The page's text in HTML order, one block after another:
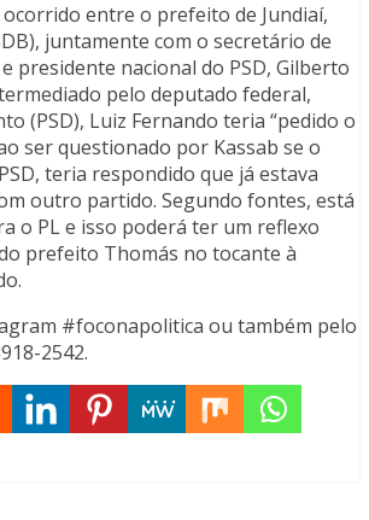
entre o prefeito de Jundiaí,
juntamente com o secretário de
presidente nacional do PSD, Gilberto
pelo deputado federal,
(PSD), Luiz Fernando teria “pedido o
ser questionado por Kassab se o
teria respondido que já estava
outro partido. Segundo fontes, está
o PL e isso poderá ter um reflexo
prefeito Thomás no tocante à
#foconapolitica ou também pelo
2542.